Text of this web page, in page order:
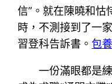
信”。就在陳曉和怙
時，不測接到了一
習登科告訴書。包
一份滿眼都是